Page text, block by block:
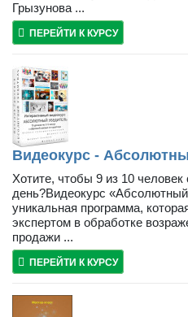
Грызунова ...
ПЕРЕЙТИ К КУРСУ
Видеокурс -
Хотите, чтобы 9 из 10
день?Видеокурс
уникальная программа,
экспертом в обработке
продажи ...
ПЕРЕЙТИ К КУРСУ